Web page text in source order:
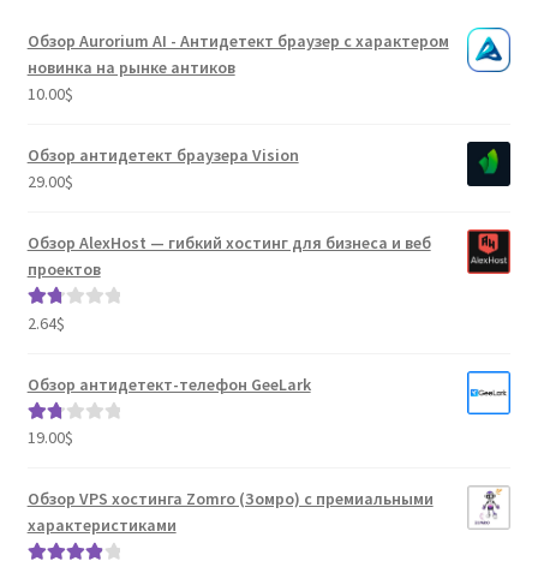
Обзор Aurorium AI - Антидетект браузер с характером
новинка на рынке антиков
10.00$
Обзор антидетект браузера Vision
29.00$
Обзор AlexHost — гибкий хостинг для бизнеса и веб
проектов
Оце
1.80
из 5
2.64$
Обзор антидетект-телефон GeeLark
Оце
1.80
19.00$
Обзор VPS хостинга Zomro (Зомро) с премиальными
характеристиками